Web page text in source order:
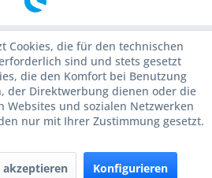
Cookies, die für den technischen
sind und stets gesetzt
die den Komfort bei Benutzung
der Direktwerbung dienen oder die
und sozialen Netzwerken
nur mit Ihrer Zustimmung gesetzt.
akzeptieren Konfigurieren